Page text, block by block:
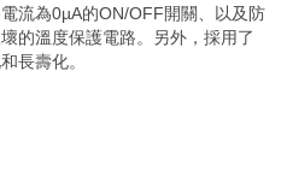
流為0µA的ON/OFF開關、以及防
的溫度保護電路。另外，採用了
長壽化。